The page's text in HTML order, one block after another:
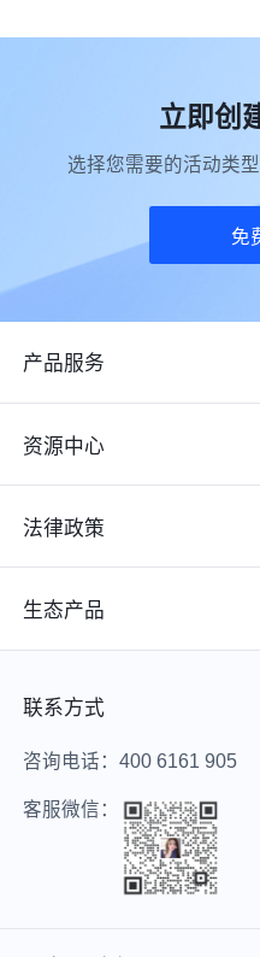
立即创
选择您需要的活动类
免
产品服务
资源中心
法律政策
生态产品
联系方式
咨询电话：400 6161 905
客服微信：